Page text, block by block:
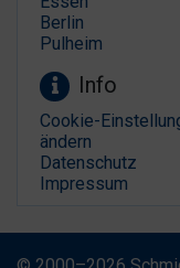
Berlin
Pulheim
Info
Cookie-
ändern
Datenschutz
Impressum